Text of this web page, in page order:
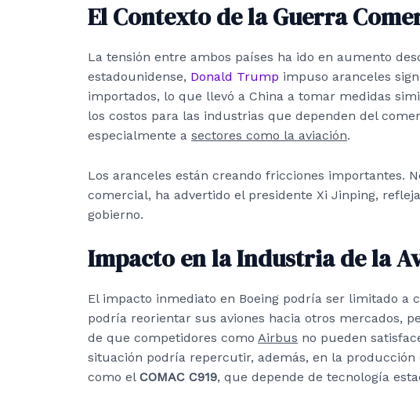
El Contexto de la Guerra
La tensión entre ambos países ha ido en aumento
estadounidense, Donald Trump impuso aranceles
importados, lo que llevó a China a tomar medidas
los costos para las industrias que dependen del
especialmente a sectores como la aviación.
Los aranceles están creando fricciones importantes.
comercial, ha advertido el presidente Xi Jinping,
gobierno.
Impacto en la Industria de la
El impacto inmediato en Boeing podría ser limitado a
podría reorientar sus aviones hacia otros mercados,
de que competidores como Airbus no pueden
situación podría repercutir, además, en la producción
como el COMAC C919, que depende de tecnología